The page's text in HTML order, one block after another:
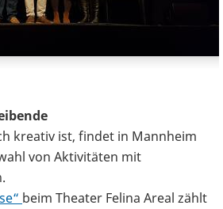
kreativ ist, findet in Mannheim
von Aktivitäten mit
beim Theater Felina Areal zählt